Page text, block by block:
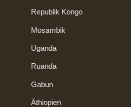
Republik Kongo
Mosambik
Uganda
Ruanda
Gabun
Äthiopien